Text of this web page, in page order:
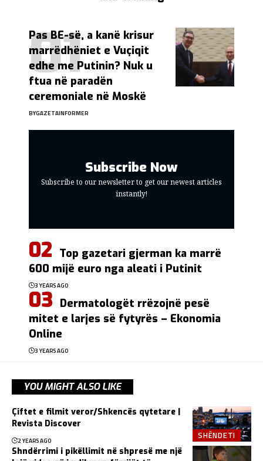
Pas BE-së, a kanë krisur
marrëdhëniet e Vuçiqit
edhe me Putinin? Nuk u
ftua në paradën
ceremoniale në Moskë
BYGAZETAINFORMER
Subscribe Now
Subscribe to our newsletter to get our newest articles
instantly!
Top gazetari gjerman ka marrë
600 mijë euro nga aleati i Putinit
3 YEARS AGO
Dermatologët rrëzojnë pesë
mitet e larjes së fytyrës – Ekonomia
Online
3 YEARS AGO
YOU MIGHT ALSO LIKE
SHËNDETI
Çiftet e filmit veror/Shkencës qytetare |
Revista Discover
2 YEARS AGO
Shndërrimi i pikëllimit në shpresë me një